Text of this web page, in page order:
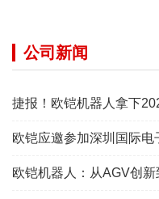
公司新闻
捷报！欧铠机器人拿下
欧铠应邀参加深圳国际电子元
欧铠机器人：从AGV创